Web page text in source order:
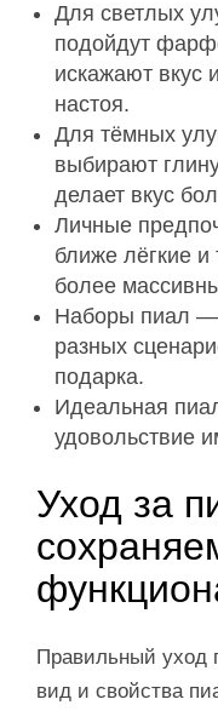
Для светлых
подойдут
искажают вкус
настоя.
Для тёмных
выбирают
делает вкус
Личные
ближе лёгкие
более
Наборы пиал —
разных
подарка.
Идеальная
удовольствие
Уход за
Правильный уход
вид и свойства